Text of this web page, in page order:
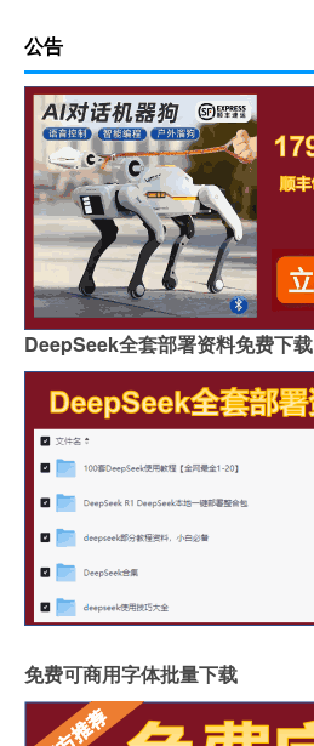
公告
DeepSeek全套部署资料免费下载
免费可商用字体批量下载